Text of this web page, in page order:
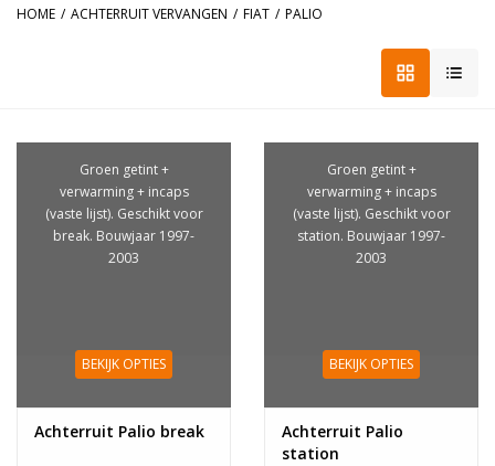
HOME / ACHTERRUIT VERVANGEN / FIAT / PALIO
Groen getint +
verwarming + incaps
(vaste lijst). Geschikt voor
break. Bouwjaar 1997-
2003
BEKIJK OPTIES
Achterruit Palio break
Groen getint +
verwarming + incaps
(vaste lijst). Geschikt voor
station. Bouwjaar 1997-
2003
BEKIJK OPTIES
Achterruit Palio
station